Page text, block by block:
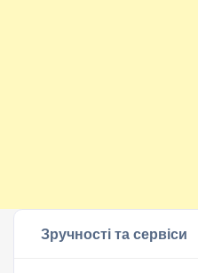
Зручності та сервіси